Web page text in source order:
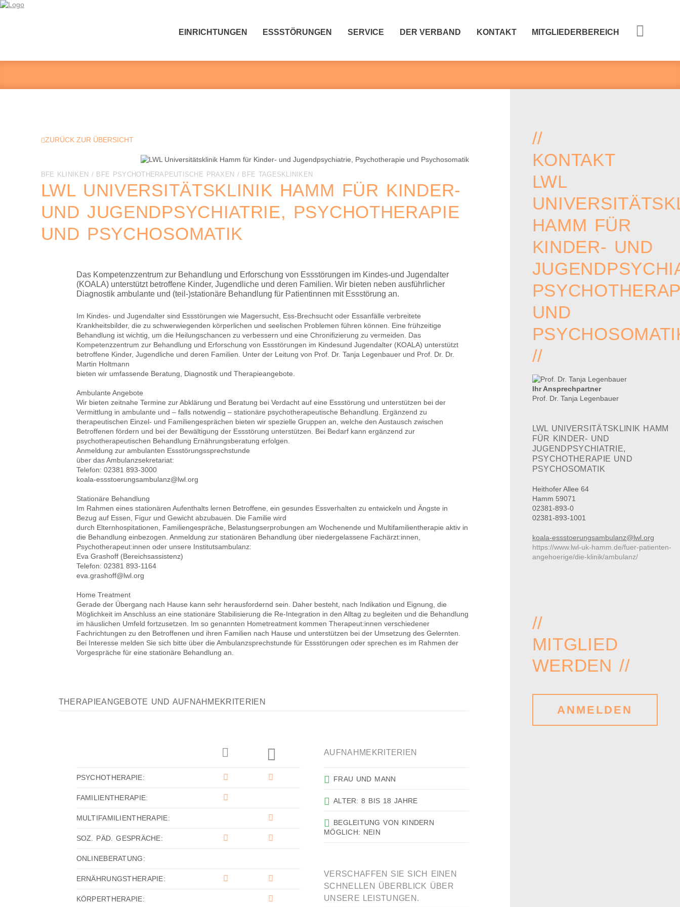
EINRICHTUNGEN ESSSTÖRUNGEN SERVICE DER VERBAND KONTAKT MITGLIEDERBEREICH
ZURÜCK ZUR ÜBERSICHT
BFE KLINIKEN / BFE PSYCHOTHERAPEUTISCHE PRAXEN / BFE TAGESKLINIKEN
LWL UNIVERSITÄTSKLINIK HAMM FÜR KINDER-
UND JUGENDPSYCHIATRIE, PSYCHOTHERAPIE
UND PSYCHOSOMATIK
Das Kompetenzzentrum zur Behandlung und Erforschung von Essstörungen im Kindes-und Jugendalter
(KOALA) unterstützt betroffene Kinder, Jugendliche und deren Familien. Wir bieten neben ausführlicher
Diagnostik ambulante und (teil-)stationäre Behandlung für Patientinnen mit Essstörung an.
Im Kindes- und Jugendalter sind Essstörungen wie Magersucht, Ess-Brechsucht oder Essanfälle verbreitete
Krankheitsbilder, die zu schwerwiegenden körperlichen und seelischen Problemen führen können. Eine frühzeitige
Behandlung ist wichtig, um die Heilungschancen zu verbessern und eine Chronifizierung zu vermeiden. Das
Kompetenzzentrum zur Behandlung und Erforschung von Essstörungen im Kindesund Jugendalter (KOALA) unterstützt
betroffene Kinder, Jugendliche und deren Familien. Unter der Leitung von Prof. Dr. Tanja Legenbauer und Prof. Dr. Dr.
Martin Holtmann
bieten wir umfassende Beratung, Diagnostik und Therapieangebote.
Ambulante Angebote
Wir bieten zeitnahe Termine zur Abklärung und Beratung bei Verdacht auf eine Essstörung und unterstützen bei der
Vermittlung in ambulante und – falls notwendig – stationäre psychotherapeutische Behandlung. Ergänzend zu
therapeutischen Einzel- und Familiengesprächen bieten wir spezielle Gruppen an, welche den Austausch zwischen
Betroffenen fördern und bei der Bewältigung der Essstörung unterstützen. Bei Bedarf kann ergänzend zur
psychotherapeutischen Behandlung Ernährungsberatung erfolgen.
Anmeldung zur ambulanten Essstörungssprechstunde
über das Ambulanzsekretariat:
Telefon: 02381 893-3000
koala-essstoerungsambulanz@lwl.org
Stationäre Behandlung
Im Rahmen eines stationären Aufenthalts lernen Betroffene, ein gesundes Essverhalten zu entwickeln und Ängste in
Bezug auf Essen, Figur und Gewicht abzubauen. Die Familie wird
durch Elternhospitationen, Familiengespräche, Belastungserprobungen am Wochenende und Multifamilientherapie aktiv in
die Behandlung einbezogen. Anmeldung zur stationären Behandlung über niedergelassene Fachärzt:innen,
Psychotherapeut:innen oder unsere Institutsambulanz:
Eva Grashoff (Bereichsassistenz)
Telefon: 02381 893-1164
eva.grashoff@lwl.org
Home Treatment
Gerade der Übergang nach Hause kann sehr herausfordernd sein. Daher besteht, nach Indikation und Eignung, die
Möglichkeit im Anschluss an eine stationäre Stabilisierung die Re-Integration in den Alltag zu begleiten und die Behandlung
im häuslichen Umfeld fortzusetzen. Im so genannten Hometreatment kommen Therapeut:innen verschiedener
Fachrichtungen zu den Betroffenen und ihren Familien nach Hause und unterstützen bei der Umsetzung des Gelernten.
Bei Interesse melden Sie sich bitte über die Ambulanzsprechstunde für Essstörungen oder sprechen es im Rahmen der
Vorgespräche für eine stationäre Behandlung an.
THERAPIEANGEBOTE UND AUFNAHMEKRITERIEN
PSYCHOTHERAPIE:
FAMILIENTHERAPIE:
MULTIFAMILIENTHERAPIE:
SOZ. PÄD. GESPRÄCHE:
ONLINEBERATUNG:
ERNÄHRUNGSTHERAPIE:
KÖRPERTHERAPIE:
AUFNAHMEKRITERIEN
FRAU UND MANN
ALTER: 8 BIS 18 JAHRE
BEGLEITUNG VON KINDERN
MÖGLICH: NEIN
VERSCHAFFEN SIE SICH EINEN
SCHNELLEN ÜBERBLICK ÜBER
UNSERE LEISTUNGEN.
//
KONTAKT
LWL
HAMM FÜR
KINDER- UND
UND
//
Ihr Ansprechpartner
Prof. Dr. Tanja Legenbauer
LWL UNIVERSITÄTSKLINIK HAMM
FÜR KINDER- UND
JUGENDPSYCHIATRIE,
PSYCHOTHERAPIE UND
PSYCHOSOMATIK
Heithofer Allee 64
Hamm 59071
02381-893-0
02381-893-1001
koala-essstoerungsambulanz@lwl.org
https://www.lwl-uk-hamm.de/fuer-patienten-
angehoerige/die-klinik/ambulanz/
//
MITGLIED
WERDEN //
ANMELDEN